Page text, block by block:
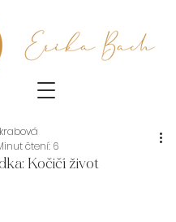
Kočičí život
čtení: 6